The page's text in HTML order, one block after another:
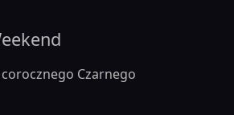
Czarnego